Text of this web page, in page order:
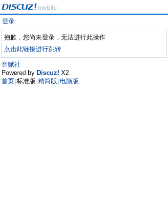
登录
抱歉，您尚未登录，无法进行此操作
点击此链接进行跳转
音赋社
Powered by Discuz! X2
首页 标准版 精简版 电脑版